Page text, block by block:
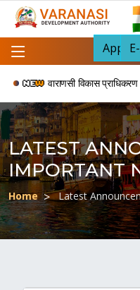
Apply
वाराणसी विकास प्राधिकरण
LATEST
IMPORTANT
Home Latest